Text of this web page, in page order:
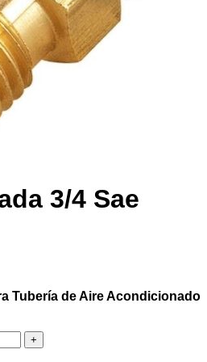
3/4 Sae
Tubería de Aire Acondicionado